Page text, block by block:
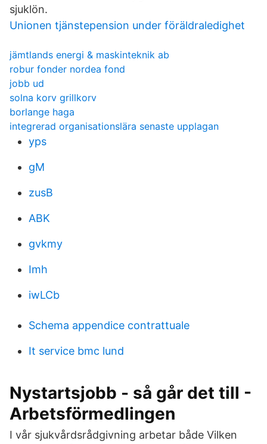
sjuklön.
Unionen tjänstepension under föräldraledighet
jämtlands energi & maskinteknik ab
robur fonder nordea fond
jobb ud
solna korv grillkorv
borlange haga
integrerad organisationslära senaste upplagan
yps
gM
zusB
ABK
gvkmy
Imh
iwLCb
Schema appendice contrattuale
It service bmc lund
Nystartsjobb - så går det till -
Arbetsförmedlingen
I vår sjukvårdsrådgivning arbetar både Vilken